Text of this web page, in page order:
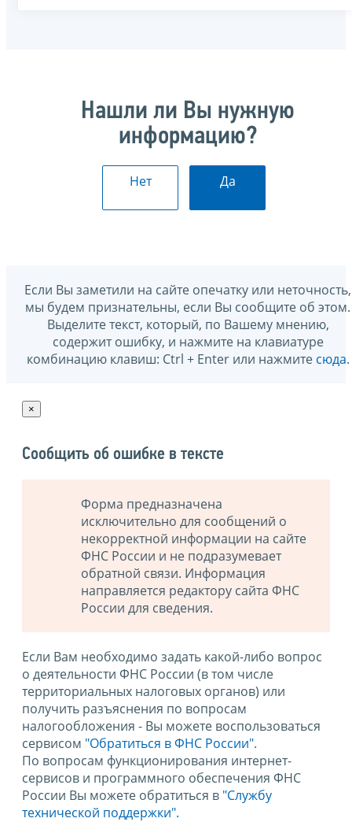
Нашли ли Вы нужную
информацию?
Нет Да
Если Вы заметили на сайте опечатку или неточность,
мы будем признательны, если Вы сообщите об этом.
Выделите текст, который, по Вашему мнению,
содержит ошибку, и нажмите на клавиатуре
комбинацию клавиш: Ctrl + Enter или нажмите сюда.
×
Сообщить об ошибке в тексте
Форма предназначена
исключительно для сообщений о
некорректной информации на сайте
ФНС России и не подразумевает
обратной связи. Информация
направляется редактору сайта ФНС
России для сведения.
Если Вам необходимо задать какой-либо вопрос
о деятельности ФНС России (в том числе
территориальных налоговых органов) или
получить разъяснения по вопросам
налогообложения - Вы можете воспользоваться
сервисом "Обратиться в ФНС России".
По вопросам функционирования интернет-
сервисов и программного обеспечения ФНС
России Вы можете обратиться в "Службу
технической поддержки".